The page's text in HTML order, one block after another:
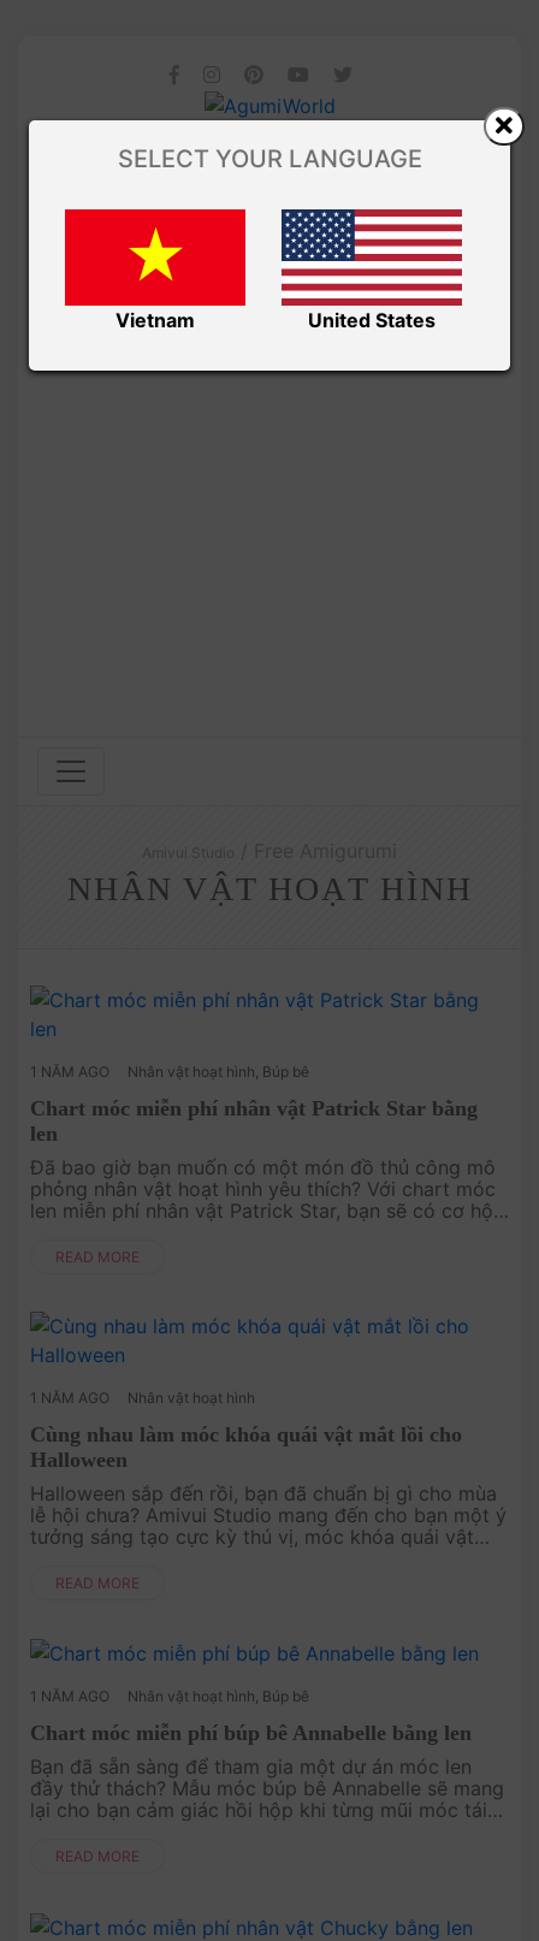
NHÂN VẬT HOẠT HÌNH
1 NĂM AGO Nhân vật hoạt hình Búp bê
Chart móc miễn phí nhân vật Patrick Star bằng
len
Đã bao giờ bạn muốn có một món đồ thủ công mô
phỏng nhân vật hoạt hình yêu thích? Với chart móc
len miễn phí nhân vật Patrick Star, bạn sẽ có cơ hội
thành một món đồ tr....
READ MORE
1 NĂM AGO Nhân vật hoạt hình
Cùng nhau làm móc khóa quái vật mắt lồi cho
Halloween
Halloween sắp đến rồi, bạn đã chuẩn bị gì cho mùa
lễ hội chưa? Amivui Studio mang đến cho bạn một ý
tưởng sáng tạo cực kỳ thú vị, móc khóa quái vật
dàng làm ra một m....
READ MORE
1 NĂM AGO Nhân vật hoạt hình, Búp bê
Chart móc miễn phí búp bê Annabelle bằng len
Bạn đã sẵn sàng để tham gia một dự án móc len
đầy thử thách? Mẫu móc búp bê Annabelle sẽ mang
lại cho bạn cảm giác hồi hộp khi từng mũi móc tái
này. Không chỉ là mộ....
READ MORE
SELECT YOUR LANGUAGE
Vietnam United States